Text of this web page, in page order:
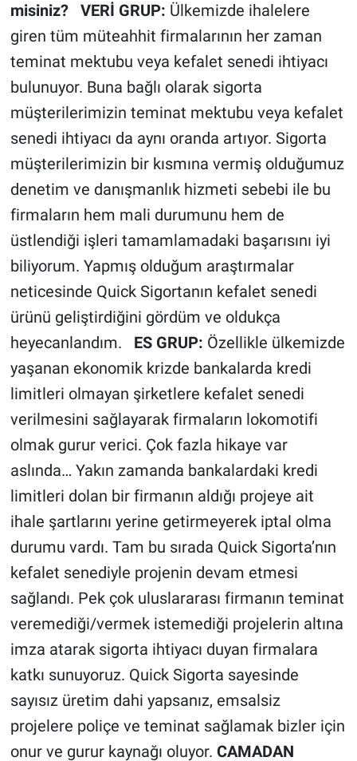
misiniz?
VERİ GRUP: Ülkemizde ihalelere
giren tüm müteahhit firmalarının her zaman
teminat mektubu veya kefalet senedi ihtiyacı
bulunuyor. Buna bağlı olarak sigorta
müşterilerimizin teminat mektubu veya kefalet
senedi ihtiyacı da aynı oranda artıyor. Sigorta
müşterilerimizin bir kısmına vermiş olduğumuz
denetim ve danışmanlık hizmeti sebebi ile bu
firmaların hem mali durumunu hem de
üstlendiği işleri tamamlamadaki başarısını iyi
biliyorum. Yapmış olduğum araştırmalar
neticesinde Quick Sigortanın kefalet senedi
ürünü geliştirdiğini gördüm ve oldukça
heyecanlandım. ES GRUP: Özellikle ülkemizde
yaşanan ekonomik krizde bankalarda kredi
limitleri olmayan şirketlere kefalet senedi
verilmesini sağlayarak firmaların lokomotifi
olmak gurur verici. Çok fazla hikaye var
aslında… Yakın zamanda bankalardaki kredi
limitleri dolan bir firmanın aldığı projeye ait
ihale şartlarını yerine getirmeyerek iptal olma
durumu vardı. Tam bu sırada Quick Sigorta’nın
kefalet senediyle projenin devam etmesi
sağlandı. Pek çok uluslararası firmanın teminat
veremediği/vermek istemediği projelerin altına
imza atarak sigorta ihtiyacı duyan firmalara
katkı sunuyoruz. Quick Sigorta sayesinde
sayısız üretim dahi yapsanız, emsalsiz
projelere poliçe ve teminat sağlamak bizler için
onur ve gurur kaynağı oluyor. CAMADAN